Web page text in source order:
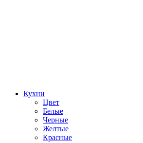
Кухни
Цвет
Белые
Черные
Желтые
Красные